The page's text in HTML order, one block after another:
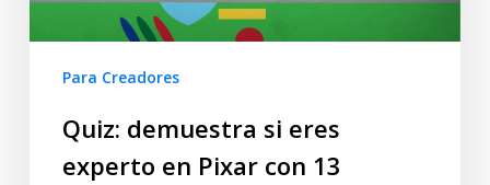
Para Creadores
Quiz: demuestra si eres
experto en Pixar con 13